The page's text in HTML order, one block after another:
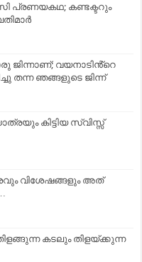
പ്രണയകഥ; കണ്ടക്ടറും
ജിന്നാണ്; വയനാടിൻ്റെ
തന്ന ഞങ്ങളുടെ ജിന്ന്
കിട്ടിയ സ്വിസ്സ്
വിശേഷങ്ങളും അത്
കടലും തിളയ്ക്കുന്ന